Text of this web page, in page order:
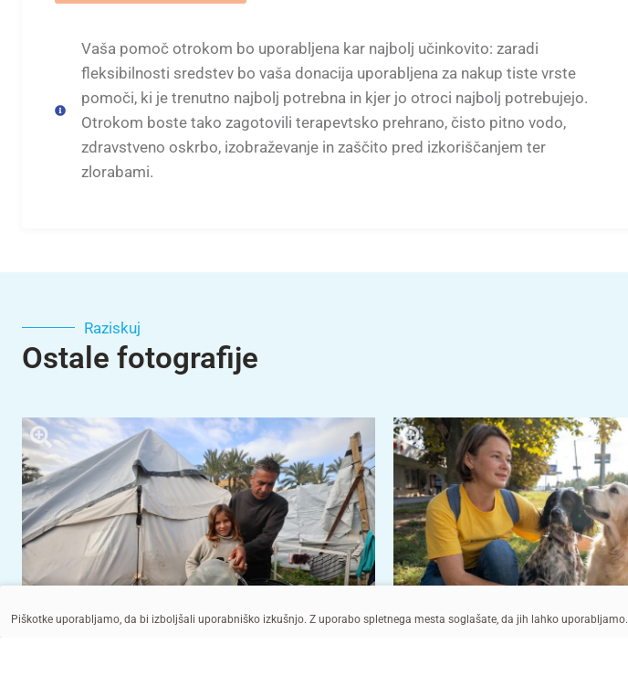
Vaša pomoč otrokom bo uporabljena kar najbolj učinkovito: zaradi
fleksibilnosti sredstev bo vaša donacija uporabljena za nakup tiste vrste
pomoči, ki je trenutno najbolj potrebna in kjer jo otroci najbolj potrebujejo.
Otrokom boste tako zagotovili terapevtsko prehrano, čisto pitno vodo,
zdravstveno oskrbo, izobraževanje in zaščito pred izkoriščanjem ter
zlorabami.
Raziskuj
Ostale fotografije
Piškotke uporabljamo, da bi izboljšali uporabniško izkušnjo. Z uporabo spletnega mesta soglašate, da jih lahko uporabljamo.